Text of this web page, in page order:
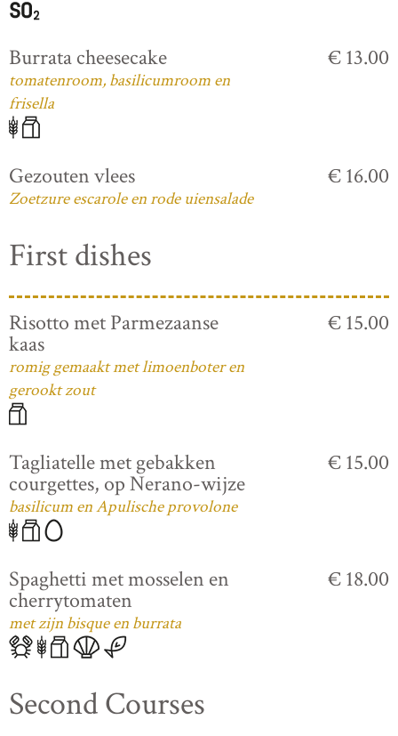
Burrata cheesecake
tomatenroom, basilicumroom en
frisella
€ 13.00
Gezouten vlees
Zoetzure escarole en rode uiensalade
€ 16.00
First dishes
Risotto met Parmezaanse
kaas
romig gemaakt met limoenboter en
gerookt zout
€ 15.00
Tagliatelle met gebakken
courgettes, op Nerano-wijze
basilicum en Apulische provolone
€ 15.00
Spaghetti met mosselen en
cherrytomaten
met zijn bisque en burrata
€ 18.00
Second Courses